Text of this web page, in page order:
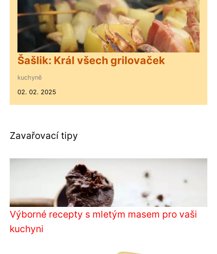
Šašlik: Král všech grilovaček
kuchyně
02. 02. 2025
Zavařovací tipy
Výborné recepty s mletým masem pro vaši
kuchyni